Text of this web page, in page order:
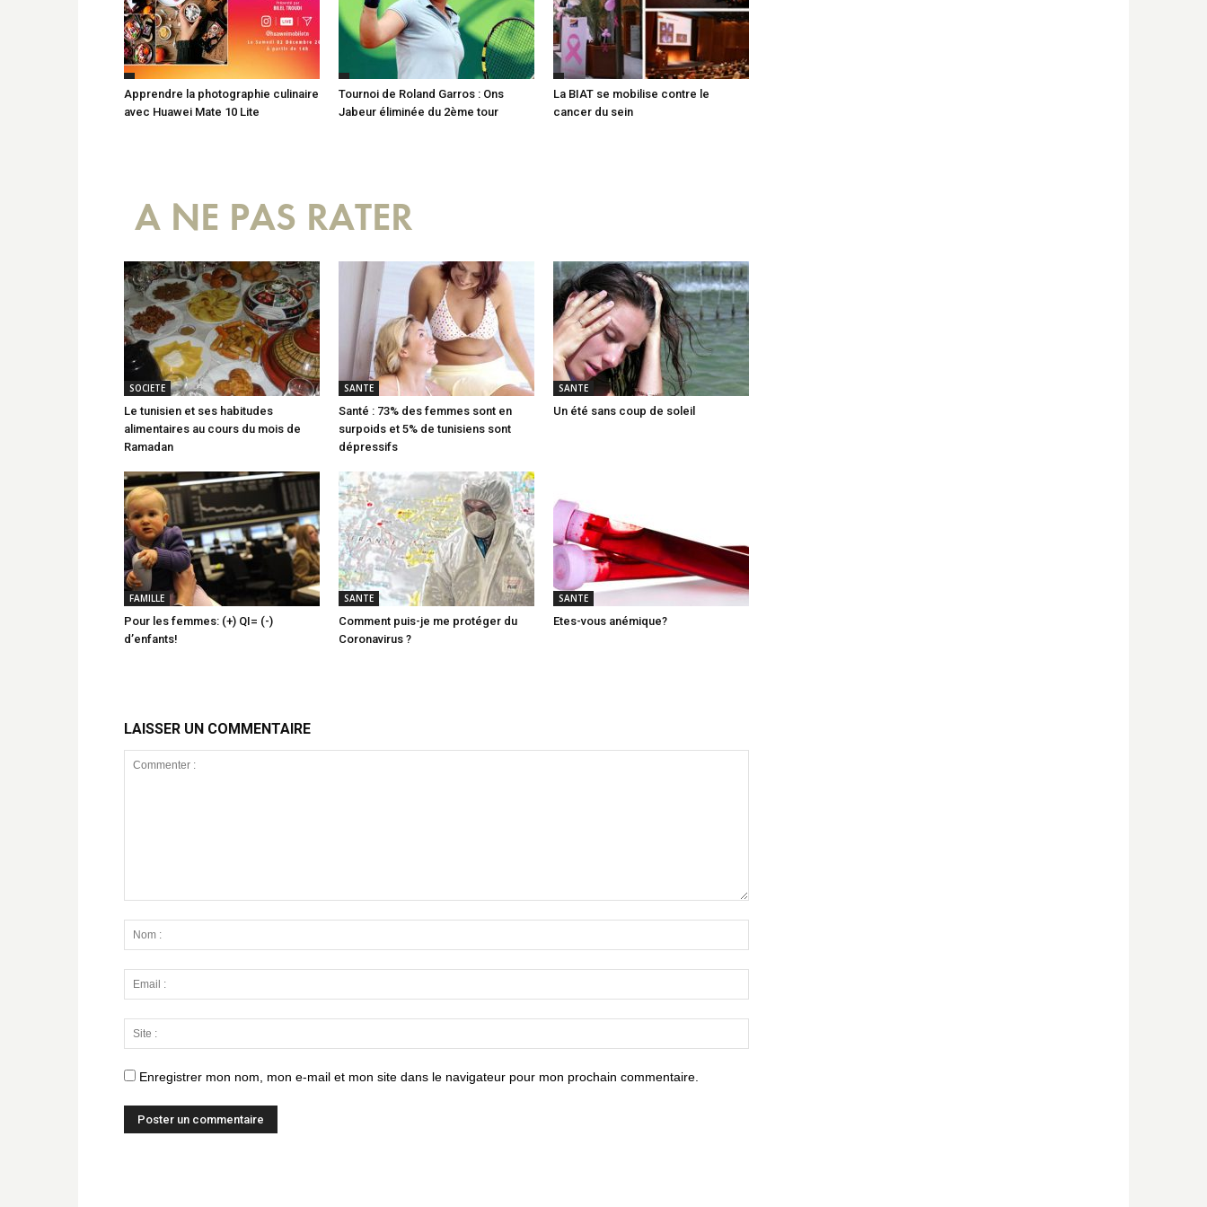
Apprendre la photographie culinaire
avec Huawei Mate 10 Lite
Tournoi de Roland Garros : Ons
Jabeur éliminée du 2ème tour
La BIAT se mobilise contre le
cancer du sein
A NE PAS RATER
SOCIETE
Le tunisien et ses habitudes
alimentaires au cours du mois de
Ramadan
SANTE
Santé : 73% des femmes sont en
surpoids et 5% de tunisiens sont
dépressifs
SANTE
Un été sans coup de soleil
FAMILLE
Pour les femmes: (+) QI= (-)
d’enfants!
SANTE
Comment puis-je me protéger du
Coronavirus ?
SANTE
Etes-vous anémique?
LAISSER UN COMMENTAIRE
Enregistrer mon nom, mon e-mail et mon site dans le navigateur pour mon prochain commentaire.